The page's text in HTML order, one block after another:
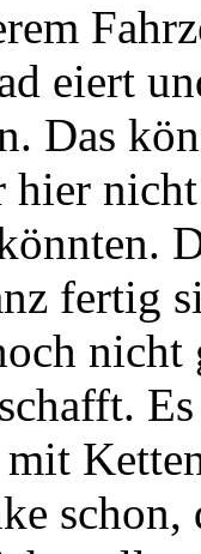
eiert
Das
hier
fertig